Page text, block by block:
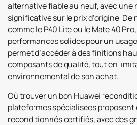
alternative fiable au neuf, avec une
significative sur le prix d’origine. De
comme le P40 Lite ou le Mate 40
performances solides pour un
permet d’accéder à des finitions
composants de qualité, tout en
environnemental de son achat.
Où trouver un bon Huawei
plateformes spécialisées proposent
reconditionnés certifiés, avec des